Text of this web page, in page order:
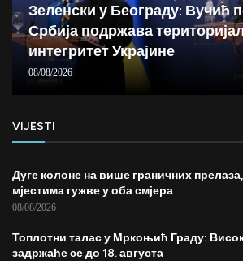
Зеленски у Београду: Вучић
Србија подржава
интегритет Украјине
08/08/2026
VIJESTI
Дуге колоне на више граничних
мјестима гужве у оба смјера
08/08/2026
Топлотни талас у Мркоњић Граду:
задржаће се до 18. августа